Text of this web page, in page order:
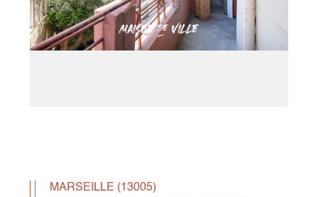
MARSEILLE (13005)